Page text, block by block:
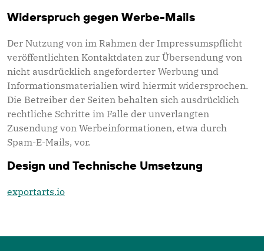
Widerspruch gegen Werbe-Mails
Der Nutzung von im Rahmen der Impressumspflicht
veröffentlichten Kontaktdaten zur Übersendung von
nicht ausdrücklich angeforderter Werbung und
Informationsmaterialien wird hiermit widersprochen.
Die Betreiber der Seiten behalten sich ausdrücklich
rechtliche Schritte im Falle der unverlangten
Zusendung von Werbeinformationen, etwa durch
Spam-E-Mails, vor.
Design und Technische Umsetzung
exportarts.io